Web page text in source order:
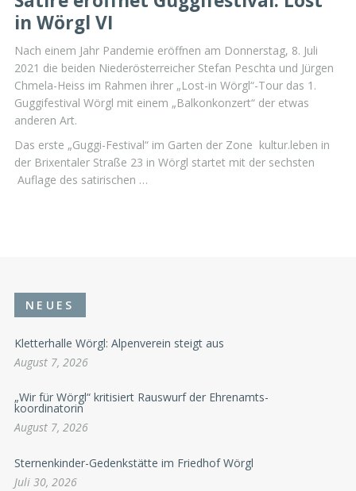
in Wörgl VI
Nach einem Jahr Pandemie eröffnen am Donnerstag, 8. Juli
2021 die beiden Niederösterreicher Stefan Peschta und Jürgen
Chmela-Heiss im Rahmen ihrer „Lost-in Wörgl“-Tour das 1.
Guggifestival Wörgl mit einem „Balkonkonzert“ der etwas
anderen Art.
Das erste „Guggi-Festival“ im Garten der Zone kultur.leben in
der Brixentaler Straße 23 in Wörgl startet mit der sechsten
Auflage des satirischen …
NEUES
Kletterhalle Wörgl: Alpenverein steigt aus
August 7, 2026
„Wir für Wörgl“ kritisiert Rauswurf der Ehrenamts-
koordinatorin
August 7, 2026
Sternenkinder-Gedenkstätte im Friedhof Wörgl
Juli 30, 2026